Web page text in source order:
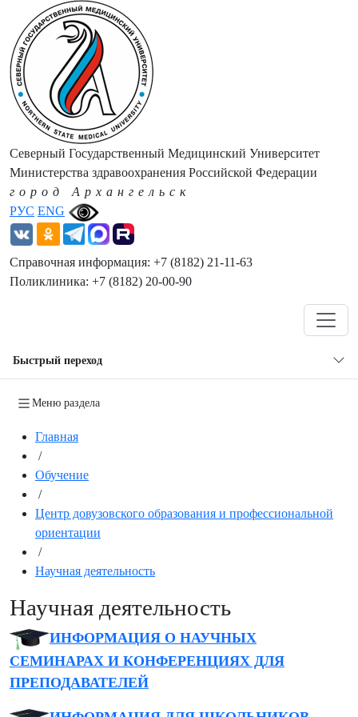
РУС ENG
Северный Государственный Медицинский Университет
Министерства здравоохранения Российской Федерации
город Архангельск
Справочная информация: +7 (8182) 21-11-63
Поликлиника: +7 (8182) 20-00-90
Быстрый переход
Меню раздела
Главная
/
Обучение
/
Центр довузовского образования и профессиональной
ориентации
/
Научная деятельность
Научная деятельность
ИНФОРМАЦИЯ О НАУЧНЫХ
СЕМИНАРАХ И КОНФЕРЕНЦИЯХ ДЛЯ
ПРЕПОДАВАТЕЛЕЙ